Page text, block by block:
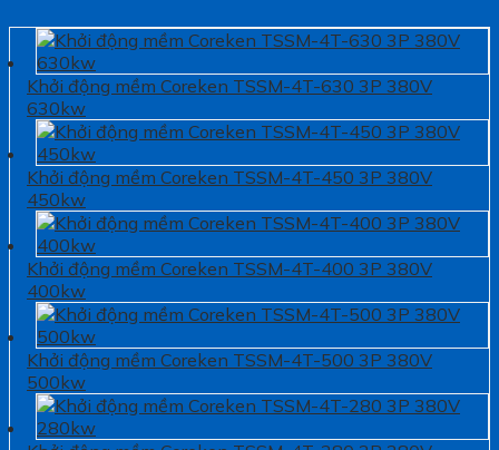
Khởi động mềm Coreken TSSM-4T-630 3P 380V
630kw
Khởi động mềm Coreken TSSM-4T-450 3P 380V
450kw
Khởi động mềm Coreken TSSM-4T-400 3P 380V
400kw
Khởi động mềm Coreken TSSM-4T-500 3P 380V
500kw